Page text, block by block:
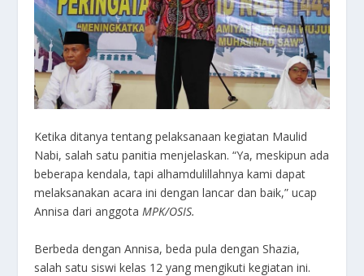
Ketika ditanya tentang pelaksanaan kegiatan Maulid
Nabi, salah satu panitia menjelaskan. “Ya, meskipun ada
beberapa kendala, tapi alhamdulillahnya kami dapat
melaksanakan acara ini dengan lancar dan baik,” ucap
Annisa dari anggotaMPK/OSIS.
Berbeda dengan Annisa, beda pula dengan Shazia,
salah satu siswi kelas 12 yang mengikuti kegiatan ini.